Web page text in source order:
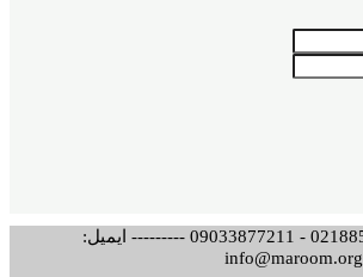
تماس با ما: 02188537875 - 09033877211 --------- ایمیل:
info@maroom.org